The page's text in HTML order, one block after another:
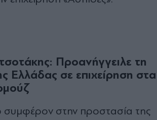
Προανήγγειλε τη
Ελλάδας σε επιχείρηση στα
συμφέρον στην προστασία της